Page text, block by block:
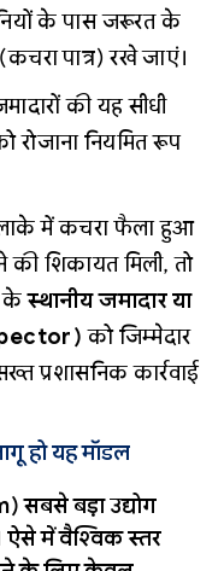
के पास जरूरत के
पात्र) रखे जाएं।
की यह सीधी
रोजाना नियमित रूप
में कचरा फैला हुआ
की शिकायत मिली, तो
केस्थानीय जमादार या
को जिम्मेदार
प्रशासनिक कार्रवाई
हो यह मॉडल
सबसे बड़ा उद्योग
में वैश्विक स्तर